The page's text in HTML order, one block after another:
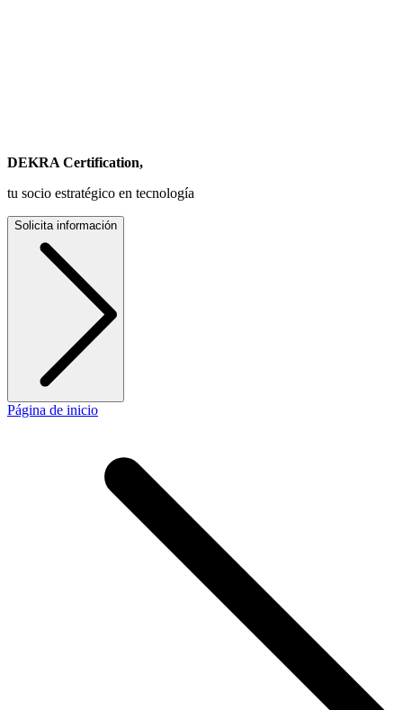
DEKRA Certification,
tu socio estratégico en tecnología
Solicita información
Página de inicio